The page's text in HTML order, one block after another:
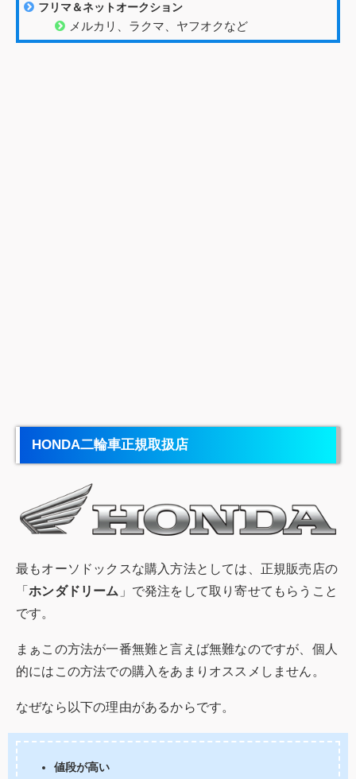
フリマ＆ネットオークション
メルカリ、ラクマ、ヤフオクなど
HONDA二輪車正規取扱店
最もオーソドックスな購入方法としては、正規販売店の
「ホンダドリーム 」で発注をして取り寄せてもらうこと
です。
まぁこの方法が一番無難と言えば無難なのですが、個人
的にはこの方法での購入をあまりオススメしません。
なぜなら以下の理由があるからです。
値段が高い